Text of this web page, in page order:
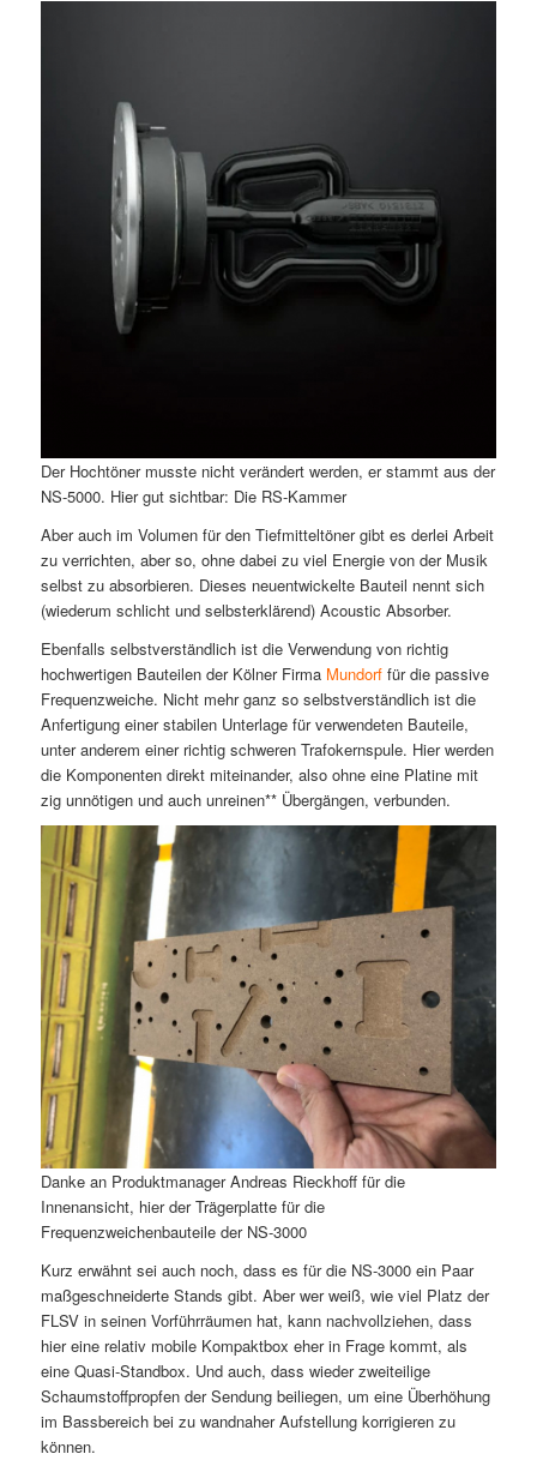
Der Hochtöner musste nicht verändert werden, er stammt aus der
NS-5000. Hier gut sichtbar: Die RS-Kammer
Aber auch im Volumen für den Tiefmitteltöner gibt es derlei Arbeit
zu verrichten, aber so, ohne dabei zu viel Energie von der Musik
selbst zu absorbieren. Dieses neuentwickelte Bauteil nennt sich
(wiederum schlicht und selbsterklärend) Acoustic Absorber.
Ebenfalls selbstverständlich ist die Verwendung von richtig
hochwertigen Bauteilen der Kölner Firma Mundorffür die passive
Frequenzweiche. Nicht mehr ganz so selbstverständlich ist die
Anfertigung einer stabilen Unterlage für verwendeten Bauteile,
unter anderem einer richtig schweren Trafokernspule. Hier werden
die Komponenten direkt miteinander, also ohne eine Platine mit
zig unnötigen und auch unreinen** Übergängen, verbunden.
Danke an Produktmanager Andreas Rieckhoff für die
Innenansicht, hier der Trägerplatte für die
Frequenzweichenbauteile der NS-3000
Kurz erwähnt sei auch noch, dass es für die NS-3000 ein Paar
maßgeschneiderte Stands gibt. Aber wer weiß, wie viel Platz der
FLSV in seinen Vorführräumen hat, kann nachvollziehen, dass
hier eine relativ mobile Kompaktbox eher in Frage kommt, als
eine Quasi-Standbox. Und auch, dass wieder zweiteilige
Schaumstoffpropfen der Sendung beiliegen, um eine Überhöhung
im Bassbereich bei zu wandnaher Aufstellung korrigieren zu
können.